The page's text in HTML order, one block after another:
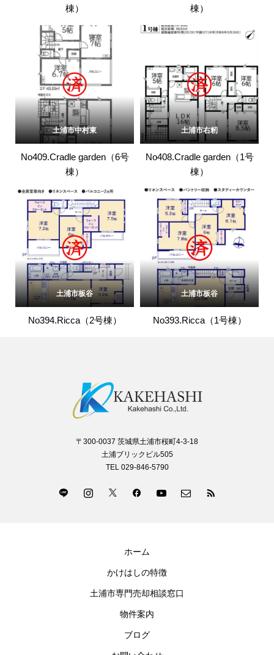
棟）
棟）
土浦市中村東
No409.Cradle garden（6号
棟）
土浦市右籾
No408.Cradle garden（1号
棟）
土浦市板谷
No394.Ricca（2号棟）
土浦市板谷
No393.Ricca（1号棟）
〒300-0037 茨城県土浦市桜町4-3-18
土浦ブリックビル505
TEL 029-846-5790
ホーム
かけはしの特徴
土浦市専門売却相談窓口
物件案内
ブログ